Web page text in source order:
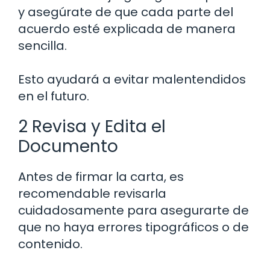
y asegúrate de que cada parte del
acuerdo esté explicada de manera
sencilla.
Esto ayudará a evitar malentendidos
en el futuro.
2 Revisa y Edita el
Documento
Antes de firmar la carta, es
recomendable revisarla
cuidadosamente para asegurarte de
que no haya errores tipográficos o de
contenido.